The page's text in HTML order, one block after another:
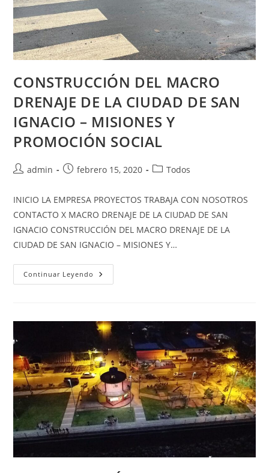
CONSTRUCCIÓN DEL MACRO
DRENAJE DE LA CIUDAD DE SAN
IGNACIO – MISIONES Y
PROMOCIÓN SOCIAL
admin febrero 15, 2020 Todos
INICIO LA EMPRESA PROYECTOS TRABAJA CON NOSOTROS
CONTACTO X MACRO DRENAJE DE LA CIUDAD DE SAN
IGNACIO CONSTRUCCIÓN DEL MACRO DRENAJE DE LA
CIUDAD DE SAN IGNACIO – MISIONES Y…
Continuar Leyendo